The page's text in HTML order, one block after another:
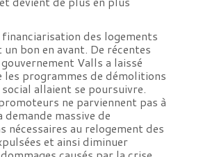
financiarisation des logements
bon en avant. De récentes
Valls a laissé
les programmes de démolitions
allaient se poursuivre.
ne parviennent pas à
demande massive de
nécessaires au relogement des
et ainsi diminuer